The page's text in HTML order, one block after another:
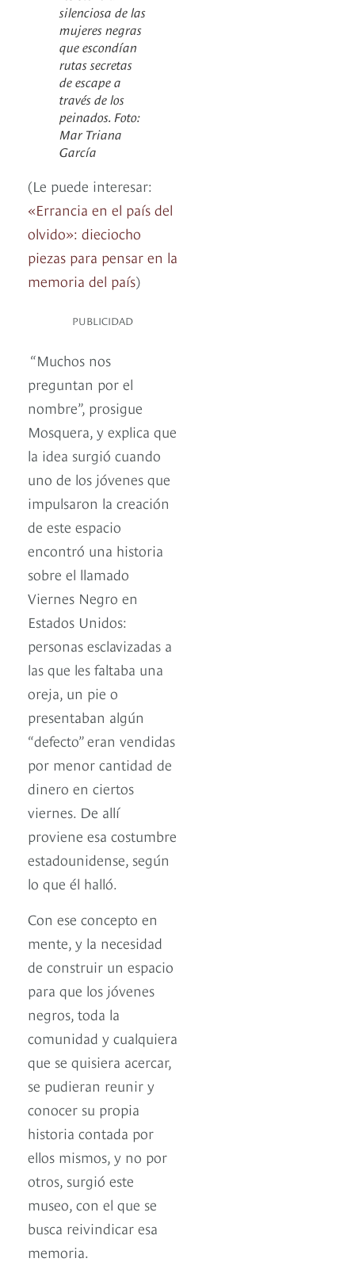
silenciosa de las
mujeres negras
que escondían
rutas secretas
de escape a
través de los
peinados. Foto:
Mar Triana
García
(Le puede interesar:
«Errancia en el país del
olvido»: dieciocho
piezas para pensar en la
memoria del país)
PUBLICIDAD
“Muchos nos
preguntan por el
nombre”, prosigue
Mosquera, y explica que
la idea surgió cuando
uno de los jóvenes que
impulsaron la creación
de este espacio
encontró una historia
sobre el llamado
Viernes Negro en
Estados Unidos:
personas esclavizadas a
las que les faltaba una
oreja, un pie o
presentaban algún
“defecto” eran vendidas
por menor cantidad de
dinero en ciertos
viernes. De allí
proviene esa costumbre
estadounidense, según
lo que él halló.
Con ese concepto en
mente, y la necesidad
de construir un espacio
para que los jóvenes
negros, toda la
comunidad y cualquiera
que se quisiera acercar,
se pudieran reunir y
conocer su propia
historia contada por
ellos mismos, y no por
otros, surgió este
museo, con el que se
busca reivindicar esa
memoria.